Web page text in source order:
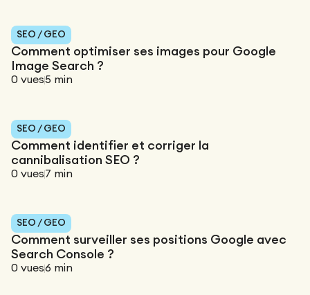
SEO / GEO
Comment optimiser ses images pour Google
Image Search ?
0 vues5 min
SEO / GEO
Comment identifier et corriger la
cannibalisation SEO ?
0 vues7 min
SEO / GEO
Comment surveiller ses positions Google avec
Search Console ?
0 vues6 min